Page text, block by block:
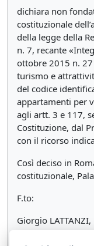
dichiara non
costituzionale
della legge della
n. 7, recante
ottobre 2015 n.
turismo e
del codice
appartamenti per
agli artt. 3 e 117,
Costituzione, dal
con il ricorso
Così deciso in
costituzionale,
F.to:
Giorgio
Giancarlo